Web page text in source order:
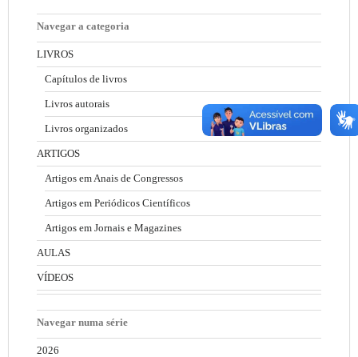
Navegar a categoria
LIVROS
Capítulos de livros
Livros autorais
Livros organizados
ARTIGOS
Artigos em Anais de Congressos
Artigos em Periódicos Científicos
Artigos em Jornais e Magazines
AULAS
VÍDEOS
Navegar numa série
2026